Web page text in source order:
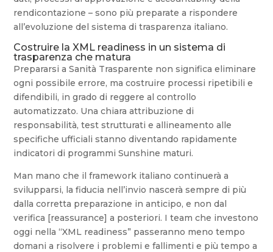
rendicontazione – sono più preparate a rispondere
all’evoluzione del sistema di trasparenza italiano.
Costruire la XML readiness in un sistema di
trasparenza che matura
Prepararsi a Sanità Trasparente non significa eliminare
ogni possibile errore, ma costruire processi ripetibili e
difendibili, in grado di reggere al controllo
automatizzato. Una chiara attribuzione di
responsabilità, test strutturati e allineamento alle
specifiche ufficiali stanno diventando rapidamente
indicatori di programmi Sunshine maturi.
Man mano che il framework italiano continuerà a
svilupparsi, la fiducia nell’invio nascerà sempre di più
dalla corretta preparazione in anticipo, e non dal
verifica [reassurance] a posteriori. I team che investono
oggi nella “XML readiness” passeranno meno tempo
domani a risolvere i problemi e fallimenti e più tempo a